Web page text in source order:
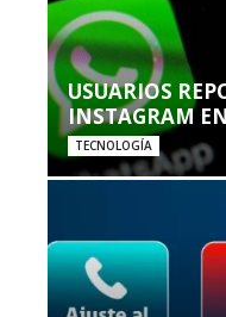
USUARIOS
INSTAGRAM
TECNOLOGÍA